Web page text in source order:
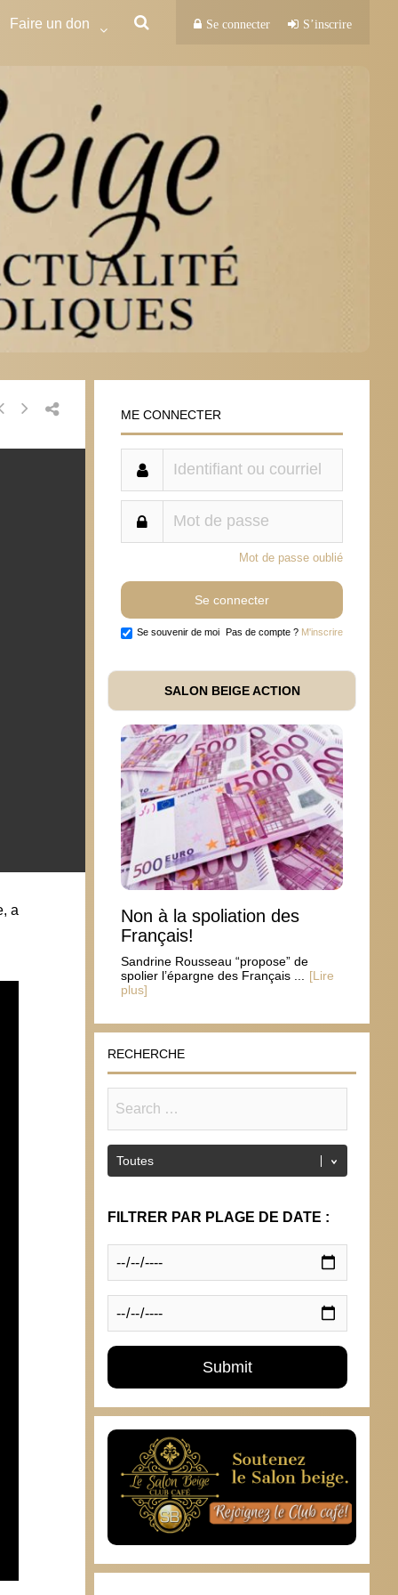
Faire un don Se connecter S’inscrire
a
ME CONNECTER
Mot de passe oublié
Se souvenir de moi Pas de compte ? M'inscrire
SALON BEIGE ACTION
Non à la spoliation des
Français!
Sandrine Rousseau “propose” de
spolier l’épargne des Français ...
[Lire
plus]
RECHERCHE
FILTRER PAR PLAGE DE DATE :